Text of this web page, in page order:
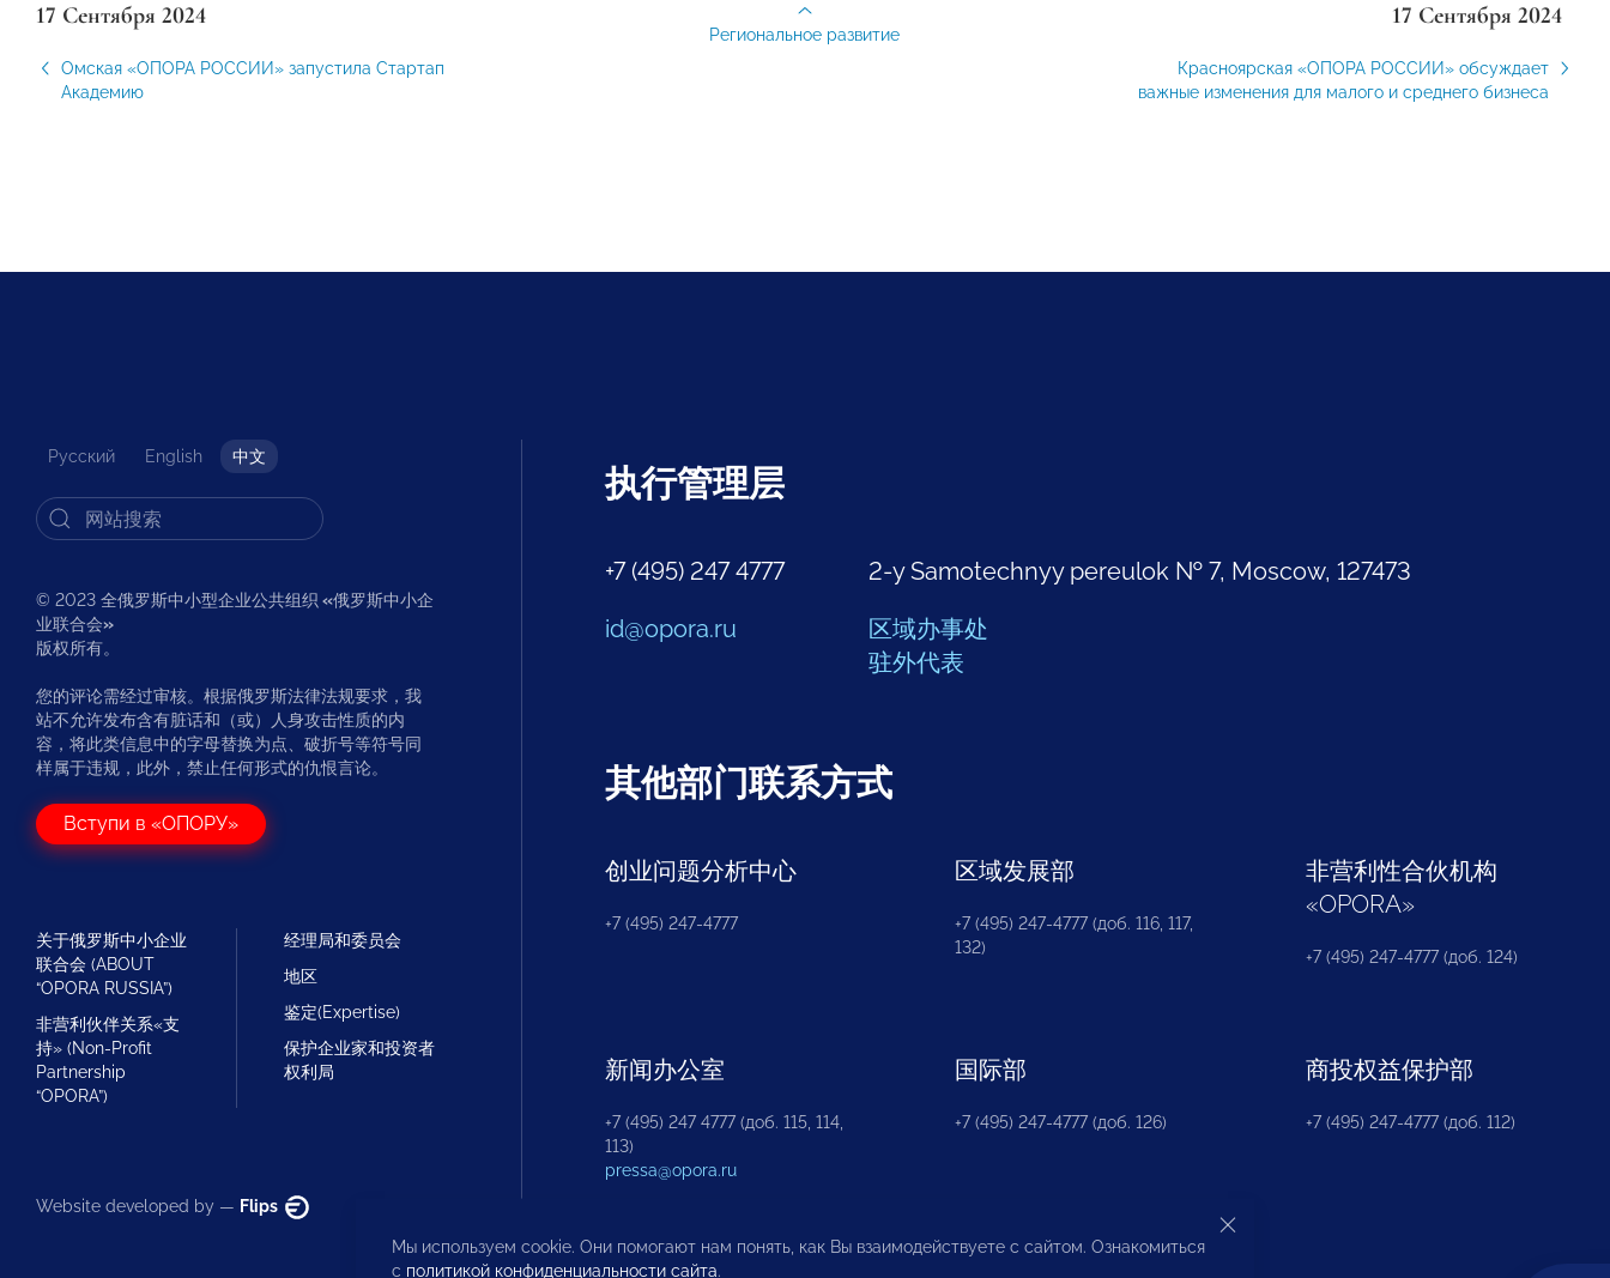
17 Сентября 2024
Омская «ОПОРА РОССИИ» запустила Стартап
Академию
17 Сентября 2024
Красноярская «ОПОРА РОССИИ» обсуждает
важные изменения для малого и среднего бизнеса
Региональное развитие
Русский English 中文
© 2023 全俄罗斯中小型企业公共组织 «俄罗斯中小企
业联合会»
版权所有。
您的评论需经过审核。根据俄罗斯法律法规要求，我
站不允许发布含有脏话和（或）人身攻击性质的内
容，将此类信息中的字母替换为点、破折号等符号同
样属于违规，此外，禁止任何形式的仇恨言论。
Вступи в «ОПОРУ»
关于俄罗斯中小企业
联合会 (ABOUT
“OPORA RUSSIA”)
非营利伙伴关系«支
持» (Non-Profit
Partnership
“OPORA”)
经理局和委员会
地区
鉴定(Expertise)
保护企业家和投资者
权利局
Website developed by — Flips
执行管理层
+7 (495) 247 4777
id@opora.ru
2-y Samotechnyy pereulok № 7, Moscow, 127473
区域办事处
驻外代表
其他部门联系方式
创业问题分析中心
+7 (495) 247-4777
区域发展部
+7 (495) 247-4777 (доб. 116, 117,
132)
非营利性合伙机构
«OPORA»
+7 (495) 247-4777 (доб. 124)
新闻办公室
+7 (495) 247 4777 (доб. 115, 114,
113)
pressa@opora.ru
国际部
+7 (495) 247-4777 (доб. 126)
商投权益保护部
+7 (495) 247-4777 (доб. 112)
Мы используем cookie. Они помогают нам понять, как Вы взаимодействуете с сайтом. Ознакомиться
с политикой конфиденциальности сайта.